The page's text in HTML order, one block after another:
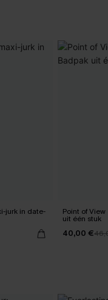
jurk in date- Point of
uit één stuk
40,00 €